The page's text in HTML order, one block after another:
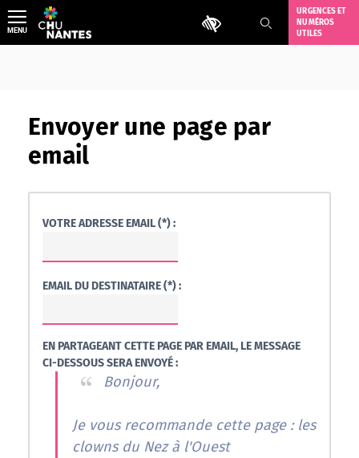
Aller
au
contenu
Outils d'accessibilité
URGENCES ET
NUMÉROS
UTILES
MENU
Envoyer une page par
email
VOTRE ADRESSE EMAIL (*) :
EMAIL DU DESTINATAIRE (*) :
EN PARTAGEANT CETTE PAGE PAR EMAIL, LE MESSAGE
CI-DESSOUS SERA ENVOYÉ :
Bonjour,
Je vous recommande cette page : les
clowns du Nez à l'Ouest